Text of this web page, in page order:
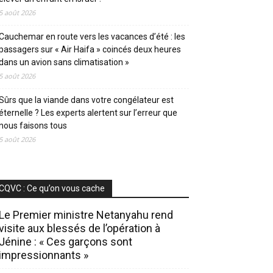
août 2026
en route vers les vacances d’été : les
sur « Air Haifa » coincés deux heures
un avion sans climatisation »
août 2026
que la viande dans votre congélateur est
? Les experts alertent sur l’erreur que
faisons tous
août 2026
: Ce qu’on vous cache
Premier ministre Netanyahu rend
aux blessés de l’opération à
: « Ces garçons sont
»